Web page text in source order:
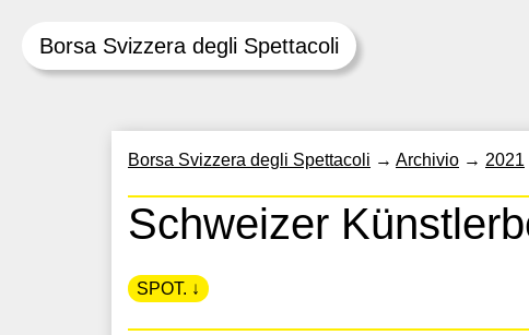
Borsa Svizzera degli Spettacoli
Borsa Svizzera degli Spettacoli → Archivio → 2021
Schweizer
SPOT. ↓